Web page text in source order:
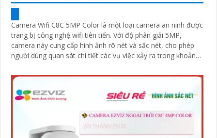
Camera Wifi C8C 5MP Color là một loại camera an ninh được
trang bị công nghệ wifi tiên tiến. Với độ phân giải 5MP,
camera này cung cấp hình ảnh rõ nét và sắc nét, cho phép
người dùng quan sát chi tiết các vụ việc xảy ra trong khoảng